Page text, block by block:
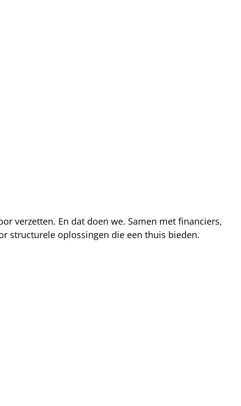
verzetten. En dat doen we. Samen met financiers,
structurele oplossingen die een thuis bieden.